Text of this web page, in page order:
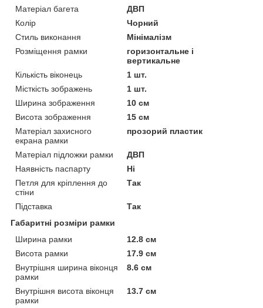
Матеріал багета
ДВП
Колір
Чорний
Стиль виконання
Мінімалізм
Розміщення рамки
горизонтальне і
вертикальне
Кількість віконець
1 шт.
Місткість зображень
1 шт.
Ширина зображення
10 см
Висота зображення
15 см
Матеріал захисного
екрана рамки
прозорий пластик
Матеріал підложки рамки
ДВП
Наявність паспарту
Ні
Петля для кріплення до
стіни
Так
Підставка
Так
Габаритні розміри рамки
Ширина рамки
12.8 см
Висота рамки
17.9 см
Внутрішня ширина віконця
рамки
8.6 см
Внутрішня висота віконця
рамки
13.7 см